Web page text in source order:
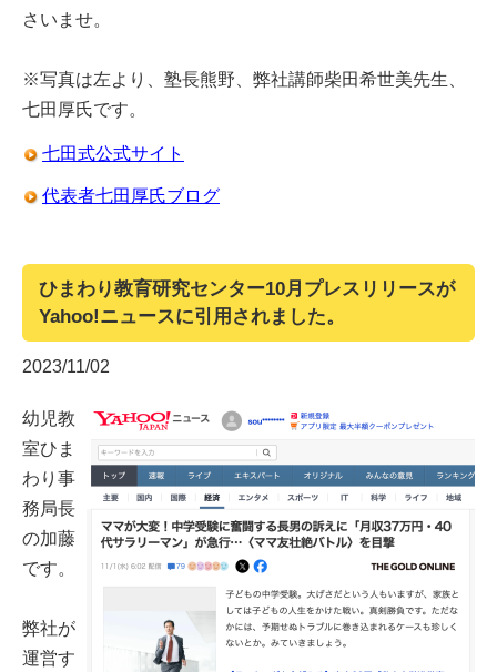
さいませ。
※写真は左より、塾長熊野、弊社講師柴田希世美先生、
七田厚氏です。
七田式公式サイト
代表者七田厚氏ブログ
ひまわり教育研究センター10月プレスリリースが
Yahoo!ニュースに引用されました。
2023/11/02
幼児教
室ひま
わり事
務局長
の加藤
です。
弊社が
運営す